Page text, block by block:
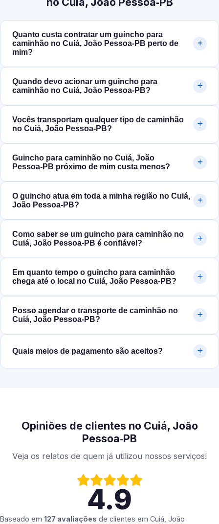
Quanto custa contratar um guincho para
caminhão no Cuiá, João Pessoa‑PB perto de
mim?
Quando devo acionar um guincho para
caminhão no Cuiá, João Pessoa‑PB?
Vocês transportam qualquer tipo de caminhão
no Cuiá, João Pessoa‑PB?
Guincho para caminhão no Cuiá, João
Pessoa‑PB próximo de mim custa menos?
O guincho atua em toda a minha região no Cuiá,
João Pessoa‑PB?
Como saber se um guincho para caminhão no
Cuiá, João Pessoa‑PB é confiável?
Em quanto tempo o guincho para caminhão
chega até o local no Cuiá, João Pessoa‑PB?
Posso agendar o transporte de caminhão no
Cuiá, João Pessoa‑PB?
Quais meios de pagamento são aceitos?
Opiniões de clientes no Cuiá, João
Pessoa‑PB
Veja os relatos de quem já utilizou nossos serviços!
4.9
Baseado em 127 avaliações de clientes em Cuiá, João